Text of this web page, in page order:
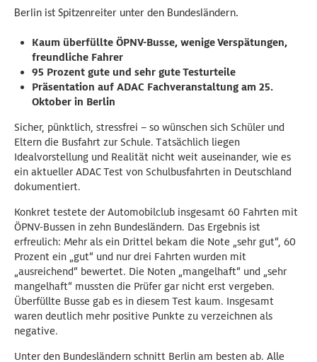
Berlin ist Spitzenreiter unter den Bundesländern.
Kaum überfüllte ÖPNV-Busse, wenige Verspätungen,
freundliche Fahrer
95 Prozent gute und sehr gute Testurteile
Präsentation auf ADAC Fachveranstaltung am 25.
Oktober in Berlin
Sicher, pünktlich, stressfrei – so wünschen sich Schüler und
Eltern die Busfahrt zur Schule. Tatsächlich liegen
Idealvorstellung und Realität nicht weit auseinander, wie es
ein aktueller ADAC Test von Schulbusfahrten in Deutschland
dokumentiert.
Konkret testete der Automobilclub insgesamt 60 Fahrten mit
ÖPNV-Bussen in zehn Bundesländern. Das Ergebnis ist
erfreulich: Mehr als ein Drittel bekam die Note „sehr gut“, 60
Prozent ein „gut“ und nur drei Fahrten wurden mit
„ausreichend“ bewertet. Die Noten „mangelhaft“ und „sehr
mangelhaft“ mussten die Prüfer gar nicht erst vergeben.
Überfüllte Busse gab es in diesem Test kaum. Insgesamt
waren deutlich mehr positive Punkte zu verzeichnen als
negative.
Unter den Bundesländern schnitt Berlin am besten ab. Alle